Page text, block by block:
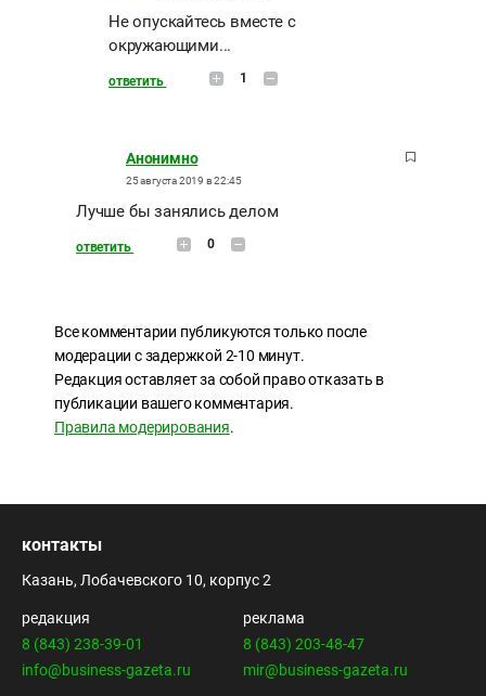
Не опускайтесь вместе с
окружающими...
ответить 1
Анонимно
25 августа 2019 в 22:45
Лучше бы занялись делом
ответить 0
Все комментарии публикуются только после
модерации с задержкой 2-10 минут.
Редакция оставляет за собой право отказать в
публикации вашего комментария.
Правила модерирования.
контакты
Казань, Лобачевского 10, корпус 2
редакция
8 (843) 238-39-01
info@business-gazeta.ru
реклама
8 (843) 203-48-47
mir@business-gazeta.ru